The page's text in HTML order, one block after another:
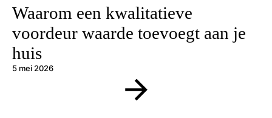
Waarom een kwalitatieve
voordeur waarde toevoegt aan je
huis
5 mei 2026